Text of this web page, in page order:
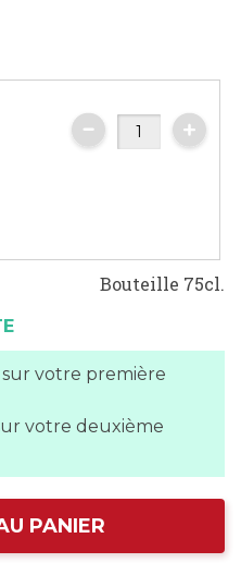
Bouteille 75cl.
sur votre première
votre deuxième
PANIER